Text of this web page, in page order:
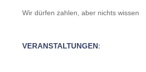
Wir dürfen zahlen, aber nichts wissen
VERANSTALTUNGEN: